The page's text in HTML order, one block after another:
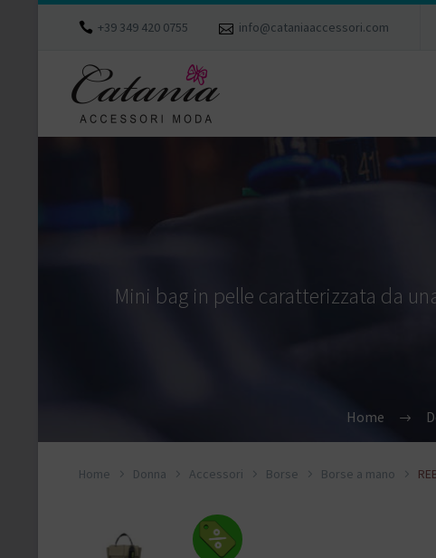
+39 349 420 0755 info@cataniaaccessori.com
Mini bag in pelle caratterizzata da
Home
Home Donna Accessori Borse Borse a mano